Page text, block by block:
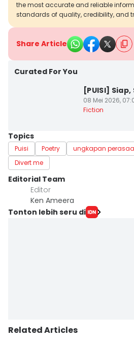
the most accurate and reliable
standards of quality, credibility, and
Share Article
Curated For You
[PUISI]
08 Mei 2026,
Fiction
Topics
Puisi Poetry ungkapan
Divert me
Editorial Team
Editor
Ken Ameera
Tonton lebih seru di
Related Articles